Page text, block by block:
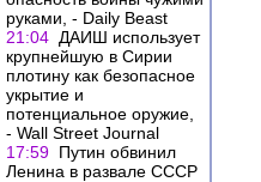
руками, - Daily Beast
21:04 ДАИШ использует
крупнейшую в Сирии
плотину как безопасное
укрытие и
потенциальное оружие,
- Wall Street Journal
17:59 Путин обвинил
Ленина в развале СССР